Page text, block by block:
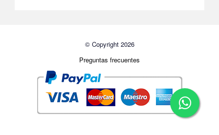
© Copyright 2026
Preguntas frecuentes